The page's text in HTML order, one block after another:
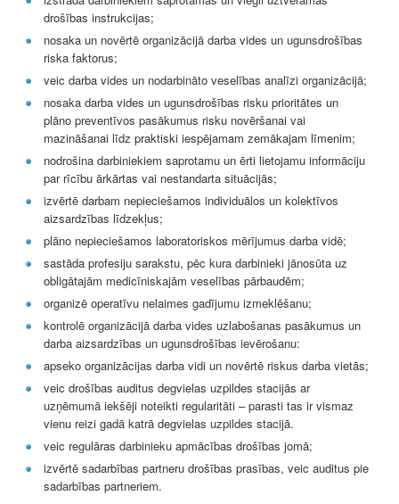
drošības instrukcijas;
nosaka un novērtē organizācijā darba vides un ugunsdrošības
riska faktorus;
veic darba vides un nodarbināto veselības analīzi organizācijā;
nosaka darba vides un ugunsdrošības risku prioritātes un
plāno preventīvos pasākumus risku novēršanai vai
mazināšanai līdz praktiski iespējamam zemākajam līmenim;
nodrošina darbiniekiem saprotamu un ērti lietojamu informāciju
par rīcību ārkārtas vai nestandarta situācijās;
izvērtē darbam nepieciešamos individuālos un kolektīvos
aizsardzības līdzekļus;
plāno nepieciešamos laboratoriskos mērījumus darba vidē;
sastāda profesiju sarakstu, pēc kura darbinieki jānosūta uz
obligātajām medicīniskajām veselības pārbaudēm;
organizē operatīvu nelaimes gadījumu izmeklēšanu;
kontrolē organizācijā darba vides uzlabošanas pasākumus un
darba aizsardzības un ugunsdrošības ievērošanu:
apseko organizācijas darba vidi un novērtē riskus darba vietās;
veic drošības auditus degvielas uzpildes stacijās ar
uzņēmumā iekšēji noteikti regularitāti – parasti tas ir vismaz
vienu reizi gadā katrā degvielas uzpildes stacijā.
veic regulāras darbinieku apmācības drošības jomā;
izvērtē sadarbības partneru drošības prasības, veic auditus pie
sadarbības partneriem.